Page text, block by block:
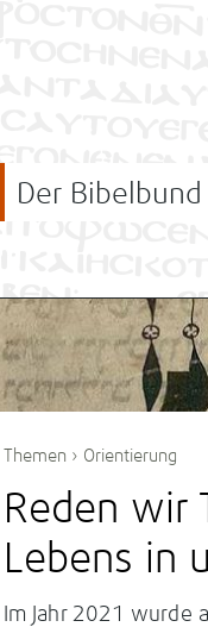
Der Bibelbund
Themen › Orientierung
Reden wir
Lebens in
Im Jahr 2021 wurde